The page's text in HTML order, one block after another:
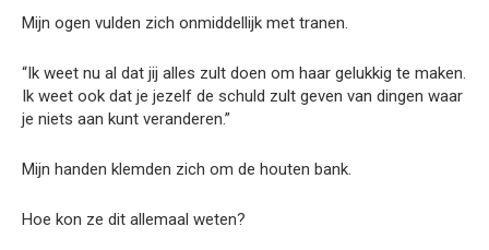
Mijn ogen vulden zich onmiddellijk met tranen.
“Ik weet nu al dat jij alles zult doen om haar gelukkig te maken.
Ik weet ook dat je jezelf de schuld zult geven van dingen waar
je niets aan kunt veranderen.”
Mijn handen klemden zich om de houten bank.
Hoe kon ze dit allemaal weten?